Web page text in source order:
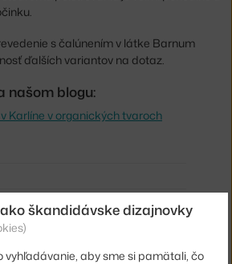
s čalúnením v látke Barnum
ďalších variantov na dotaz.
našom blogu:
Karlíne v organických tvaroch
škandidávske dizajnovky
vyhľadávanie, aby sme si pamätali, čo